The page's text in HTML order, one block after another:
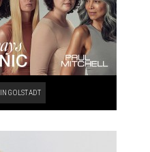
INGOLSTADT